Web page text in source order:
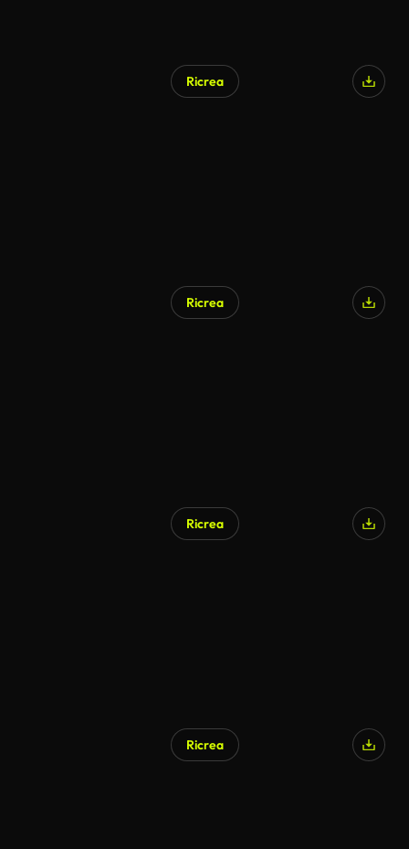
Ricrea
Ricrea
Ricrea
Ricrea